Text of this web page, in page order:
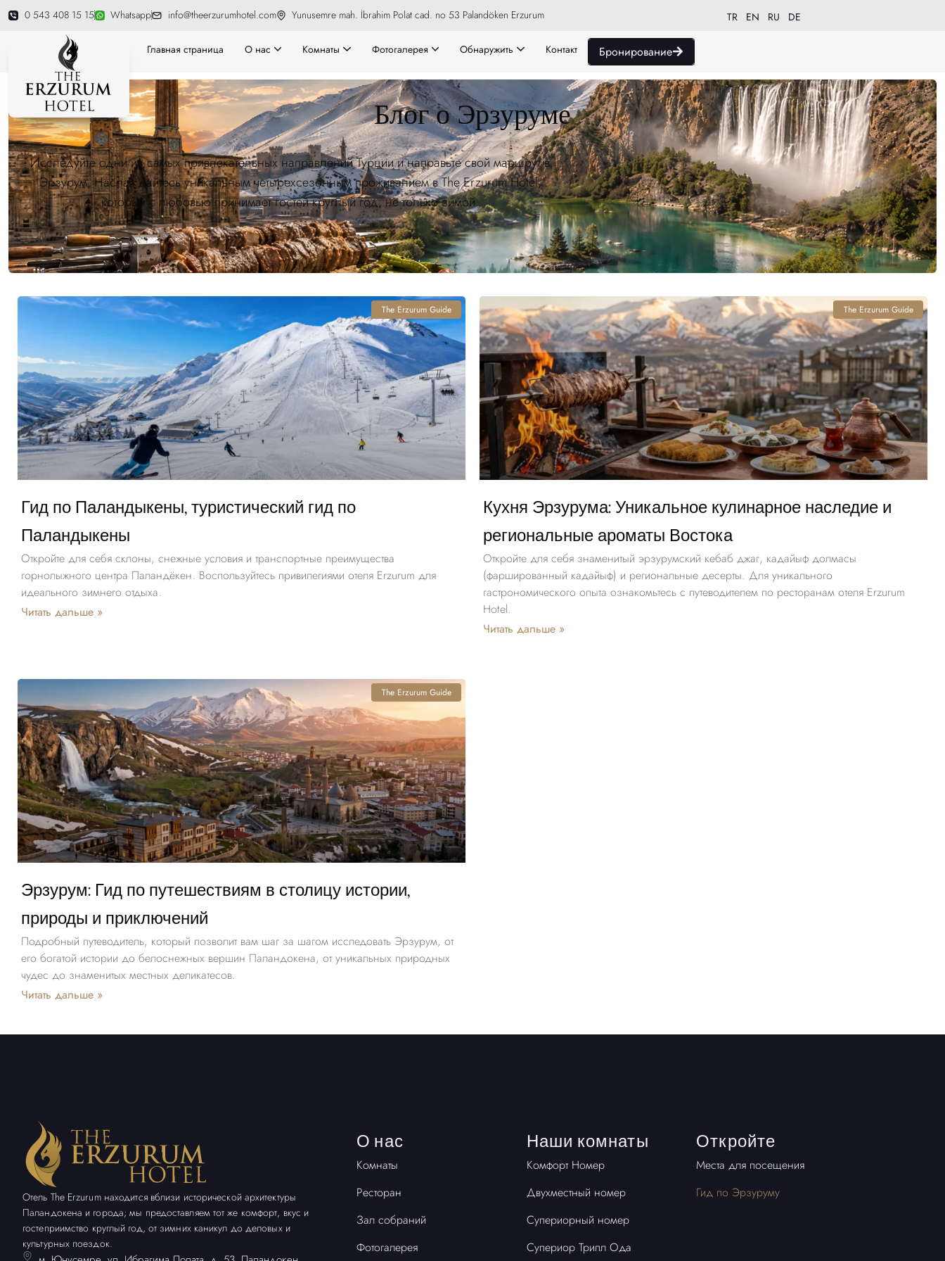
0 543 408 15 15 Whatsapp info@theerzurumhotel.com Yunusemre mah. İbrahim Polat cad. no 53 Palandöken Erzurum TR EN RU DE
Главная страница О нас Комнаты Фотогалерея Обнаружить Контакт Бронирование
Блог о Эрзуруме
Исследуйте одни из самых привлекательных направлений Турции и направьте свой маршрут в
Эрзурум. Наслаждайтесь уникальным четырехсезонным проживанием в The Erzurum Hotel,
который с любовью принимает гостей круглый год, не только зимой.
The Erzurum Guide
Гид по Паландыкены, туристический гид по
Паландыкены
Откройте для себя склоны, снежные условия и транспортные преимущества
горнолыжного центра Паландёкен. Воспользуйтесь привилегиями отеля Erzurum для
идеального зимнего отдыха.
Читать дальше »
The Erzurum Guide
Кухня Эрзурума: Уникальное кулинарное наследие и
региональные ароматы Востока
Откройте для себя знаменитый эрзурумский кебаб джаг, кадайыф долмасы
(фаршированный кадайыф) и региональные десерты. Для уникального
гастрономического опыта ознакомьтесь с путеводителем по ресторанам отеля Erzurum
Hotel.
Читать дальше »
The Erzurum Guide
Эрзурум: Гид по путешествиям в столицу истории,
природы и приключений
Подробный путеводитель, который позволит вам шаг за шагом исследовать Эрзурум, от
его богатой истории до белоснежных вершин Паландокена, от уникальных природных
чудес до знаменитых местных деликатесов.
Читать дальше »
Отель The Erzurum находится вблизи исторической архитектуры
Паландокена и города; мы предоставляем тот же комфорт, вкус и
гостеприимство круглый год, от зимних каникул до деловых и
культурных поездок.
О нас
Комнаты
Ресторан
Зал собраний
Фотогалерея
Наши комнаты
Комфорт Номер
Двухместный номер
Супериорный номер
Супериор Трипл Ода
Откройте
Места для посещения
Гид по Эрзуруму